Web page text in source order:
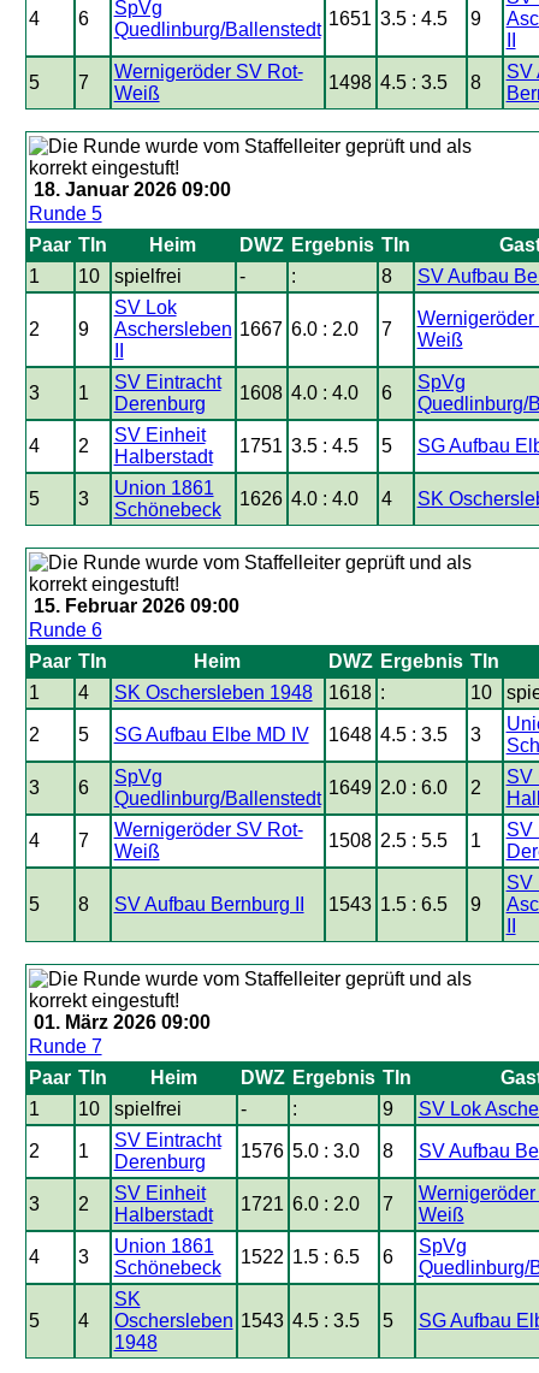
4 6
SpVg
Quedlinburg/Ballenstedt
1651 3.5 : 4.5 9
5 7
Wernigeröder SV Rot-
Weiß
1498 4.5 : 3.5 8
SV
18. Januar 2026 09:00
Runde 5
Paar Tln Heim DWZ Ergebnis Tln
1
10 spielfrei - : 8 SV Aufbau
2 9
SV Lok
Aschersleben 1667 6.0 : 2.0 7
Wernigeröder
Weiß
3 1
SV Eintracht
Derenburg
1608 4.0 : 4.0 6
SpVg
Quedlinburg/
4 2
SV Einheit
Halberstadt
1751 3.5 : 4.5 5 SG Aufbau
5 3
Union 1861
Schönebeck
1626 4.0 : 4.0 4 SK
15. Februar 2026 09:00
Runde 6
Paar Tln Heim DWZ Ergebnis Tln
1
4 SK Oschersleben 1948 1618 : 10
2 5 SG Aufbau Elbe MD IV 1648 4.5 : 3.5 3
3 6
SpVg
Quedlinburg/Ballenstedt
1649 2.0 : 6.0 2
SV
4 7
Wernigeröder SV Rot-
Weiß
1508 2.5 : 5.5 1
SV
5 8 SV Aufbau Bernburg II 1543 1.5 : 6.5 9
SV
01. März 2026 09:00
Runde 7
Paar Tln Heim DWZ Ergebnis Tln
1
10 spielfrei - : 9 SV Lok
2 1
SV Eintracht
Derenburg
1576 5.0 : 3.0 8 SV Aufbau
3 2
SV Einheit
Halberstadt
1721 6.0 : 2.0 7
Weiß
4 3
Union 1861
Schönebeck
1522 1.5 : 6.5 6
SpVg
Quedlinburg/
5 4
SK
Oschersleben
1948
1543 4.5 : 3.5 5 SG Aufbau